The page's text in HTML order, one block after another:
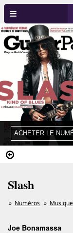
Slash
Numéros Musique
Joe Bonamassa